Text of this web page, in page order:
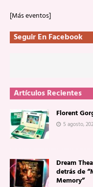
[Más eventos]
Seguir En Facebook
Artículos Recientes
Florent
5 agosto,
Dream
detrás de
Memory”